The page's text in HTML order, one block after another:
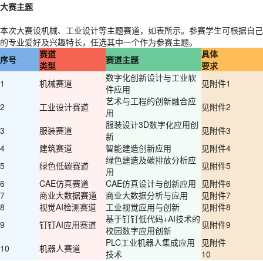
大赛主题
本次大赛设机械、工业设计等主题赛道，如表所示。参赛学生可根据自己
的专业爱好及兴趣特长，任选其中一个作为参赛主题。
序号
赛道
类型
赛道主题
具体
要求
1
机械赛道
数字化创新设计与工业软
件应用
见附件1
2
工业设计赛道
艺术与工程的创新融合应
用
见附件2
3
服装赛道
服装设计3D数字化应用创
新
见附件3
4
建筑赛道 智能建造创新应用
见附件4
5
绿色低碳赛道
绿色建造及碳排放分析应
用
见附件5
6
CAE仿真赛道 CAE仿真设计与创新应用 见附件6
7
商业大数据赛道 商业大数据分析与应用
见附件7
8
视觉AI检测赛道 工业视觉应用与创新
见附件8
9
钉钉AI应用赛道
基于钉钉低代码+AI技术的
校园数字应用创新
见附件9
10
机器人赛道
PLC工业机器人集成应用
技术
见附件
10